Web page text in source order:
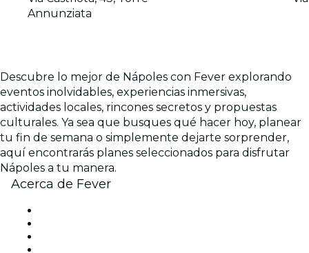
Annunziata
Descubre lo mejor de Nápoles con Fever explorando
eventos inolvidables, experiencias inmersivas,
actividades locales, rincones secretos y propuestas
culturales. Ya sea que busques qué hacer hoy, planear
tu fin de semana o simplemente dejarte sorprender,
aquí encontrarás planes seleccionados para disfrutar
Nápoles a tu manera.
Acerca de Fever